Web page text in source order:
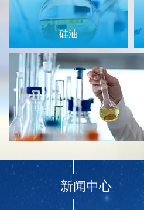
硅油
新闻中心